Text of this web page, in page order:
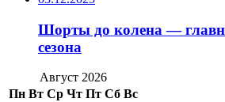
Шорты до колена —
сезона
Август 2026
Пн Вт Ср Чт Пт Сб Вс